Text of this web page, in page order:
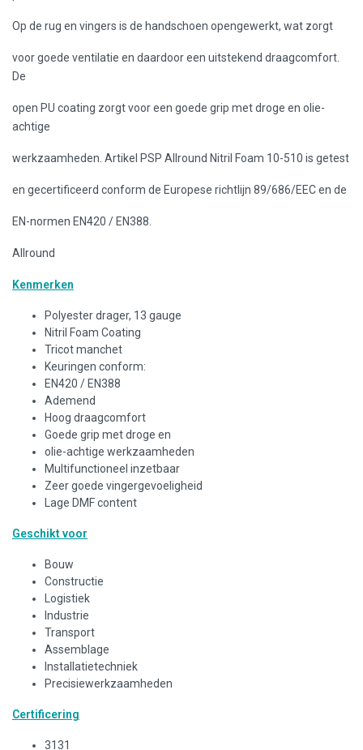
Op de rug en vingers is de handschoen opengewerkt, wat zorgt
voor goede ventilatie en daardoor een uitstekend draagcomfort.
De
open PU coating zorgt voor een goede grip met droge en olie-
achtige
werkzaamheden. Artikel PSP Allround Nitril Foam 10-510 is getest
en gecertificeerd conform de Europese richtlijn 89/686/EEC en de
EN-normen EN420 / EN388.
Allround
Kenmerken
Polyester drager, 13 gauge
Nitril Foam Coating
Tricot manchet
Keuringen conform:
EN420 / EN388
Ademend
Hoog draagcomfort
Goede grip met droge en
olie-achtige werkzaamheden
Multifunctioneel inzetbaar
Zeer goede vingergevoeligheid
Lage DMF content
Geschikt voor
Bouw
Constructie
Logistiek
Industrie
Transport
Assemblage
Installatietechniek
Precisiewerkzaamheden
Certificering
3131